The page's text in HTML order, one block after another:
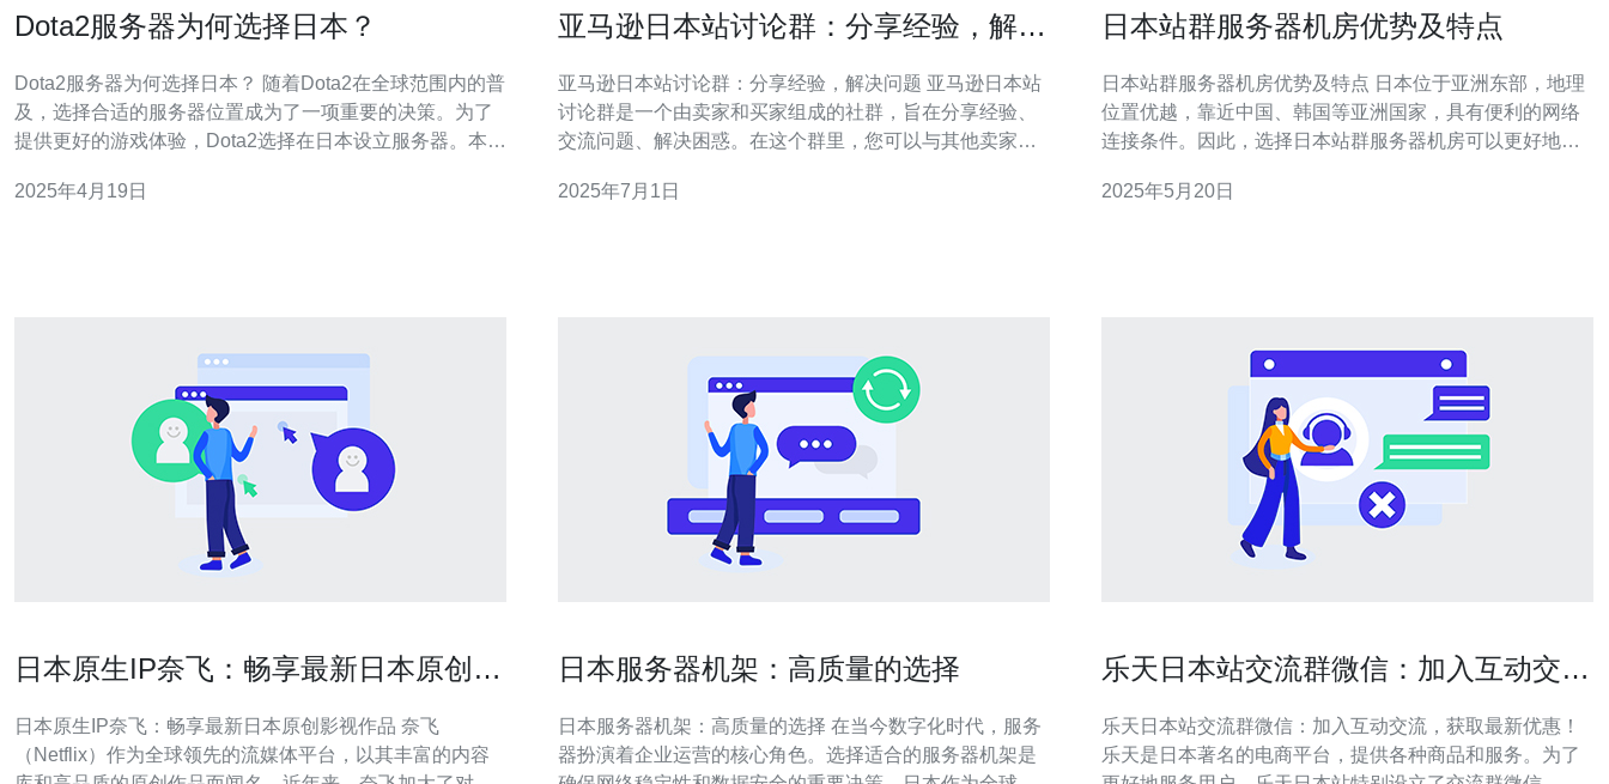
Dota2服务器为何选择日本？
Dota2服务器为何选择日本？ 随着Dota2在全球范围内的普
及，选择合适的服务器位置成为了一项重要的决策。为了
提供更好的游戏体验，Dota2选择在日本设立服务器。本文
强大的互联网基础设施，其网络速度和稳定性在亚洲地区
2025年4月19日
亚马逊日本站讨论群：分享经验，解决
亚马逊日本站讨论群：分享经验，解决问题 亚马逊日本站
讨论群是一个由卖家和买家组成的社群，旨在分享经验、
交流问题、解决困惑。在这个群里，您可以与其他卖家和
到的问题。 在亚马逊日本站讨论群中，您可以分享自己的
2025年7月1日
日本站群服务器机房优势及特点
日本站群服务器机房优势及特点 日本位于亚洲东部，地理
位置优越，靠近中国、韩国等亚洲国家，具有便利的网络
连接条件。因此，选择日本站群服务器机房可以更好地服
站群服务器机房配备了高品质的服务器设备和网络设备，
2025年5月20日
日本原生IP奈飞：畅享最新日本原创影
日本原生IP奈飞：畅享最新日本原创影视作品 奈飞
（Netflix）作为全球领先的流媒体平台，以其丰富的内容
日本服务器机架：高质量的选择
日本服务器机架：高质量的选择 在当今数字化时代，服务
器扮演着企业运营的核心角色。选择适合的服务器机架是
乐天日本站交流群微信：加入互动交
乐天日本站交流群微信：加入互动交流，获取最新优惠！
乐天是日本著名的电商平台，提供各种商品和服务。为了